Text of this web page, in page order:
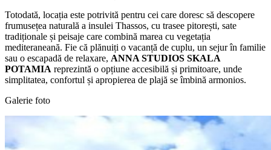
Totodată, locația este potrivită pentru cei care doresc să descopere
frumusețea naturală a insulei Thassos, cu trasee pitorești, sate
tradiționale și peisaje care combină marea cu vegetația
mediteraneană. Fie că plănuiți o vacanță de cuplu, un sejur în familie
sau o escapadă de relaxare, ANNA STUDIOS SKALA
POTAMIA reprezintă o opțiune accesibilă și primitoare, unde
simplitatea, confortul și apropierea de plajă se îmbină armonios.
Galerie foto